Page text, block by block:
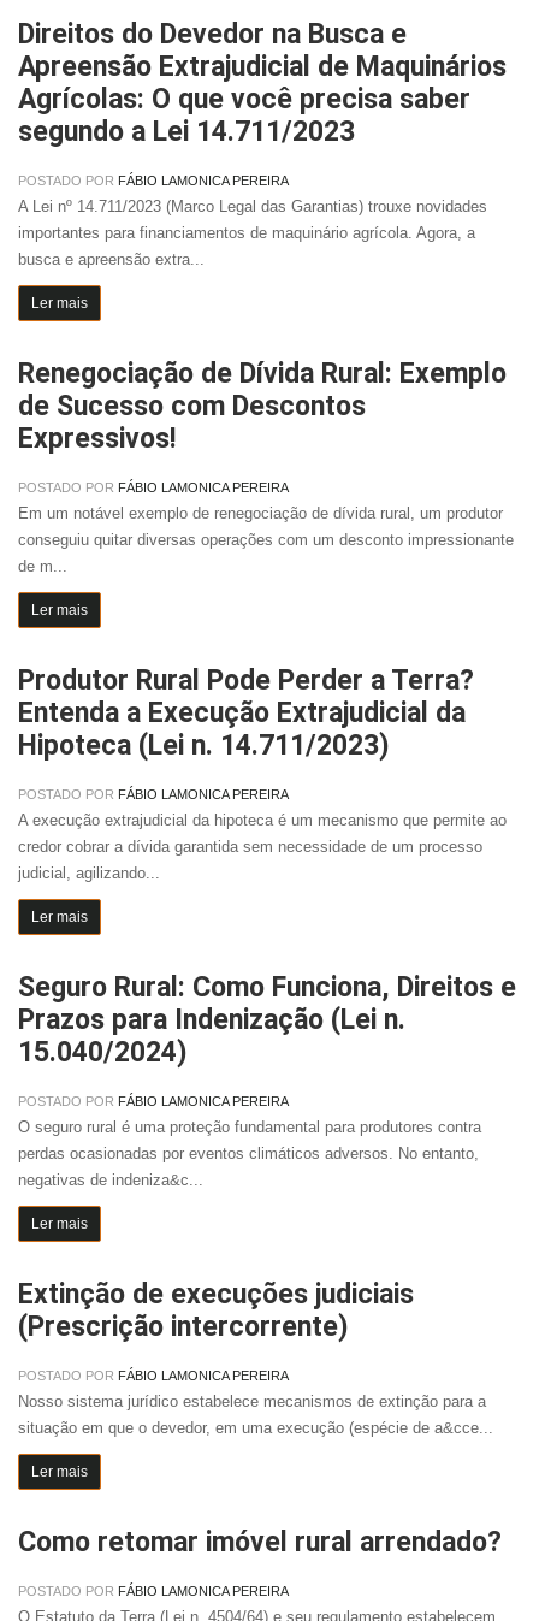
Direitos do Devedor na Busca e
Apreensão Extrajudicial de Maquinários
Agrícolas: O que você precisa saber
segundo a Lei 14.711/2023
POSTADO POR FÁBIO LAMONICA PEREIRA
A Lei nº 14.711/2023 (Marco Legal das Garantias) trouxe novidades
importantes para financiamentos de maquinário agrícola. Agora, a
busca e apreensão extra...
Ler mais
Renegociação de Dívida Rural: Exemplo
de Sucesso com Descontos
Expressivos!
POSTADO POR FÁBIO LAMONICA PEREIRA
Em um notável exemplo de renegociação de dívida rural, um produtor
conseguiu quitar diversas operações com um desconto impressionante
de m...
Ler mais
Produtor Rural Pode Perder a Terra?
Entenda a Execução Extrajudicial da
Hipoteca (Lei n. 14.711/2023)
POSTADO POR FÁBIO LAMONICA PEREIRA
A execução extrajudicial da hipoteca é um mecanismo que permite ao
credor cobrar a dívida garantida sem necessidade de um processo
judicial, agilizando...
Ler mais
Seguro Rural: Como Funciona, Direitos e
Prazos para Indenização (Lei n.
15.040/2024)
POSTADO POR FÁBIO LAMONICA PEREIRA
O seguro rural é uma proteção fundamental para produtores contra
perdas ocasionadas por eventos climáticos adversos. No entanto,
negativas de indeniza&c...
Ler mais
Extinção de execuções judiciais
(Prescrição intercorrente)
POSTADO POR FÁBIO LAMONICA PEREIRA
Nosso sistema jurídico estabelece mecanismos de extinção para a
situação em que o devedor, em uma execução (espécie de a&cce...
Ler mais
Como retomar imóvel rural arrendado?
POSTADO POR FÁBIO LAMONICA PEREIRA
O Estatuto da Terra (Lei n. 4504/64) e seu regulamento estabelecem,